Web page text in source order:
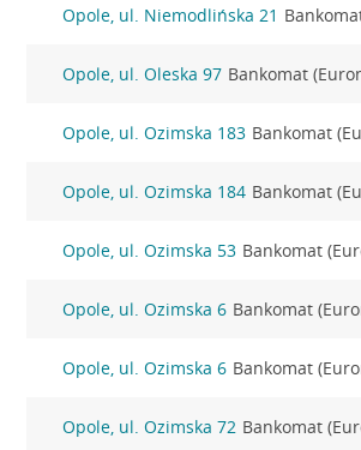
Opole, ul. Niemodlińska 21
Opole, ul. Oleska 97 Bankomat
Opole, ul. Ozimska 183 Bankomat
Opole, ul. Ozimska 184 Bankomat
Opole, ul. Ozimska 53 Bankomat
Opole, ul. Ozimska 6 Bankomat
Opole, ul. Ozimska 6 Bankomat
Opole, ul. Ozimska 72 Bankomat